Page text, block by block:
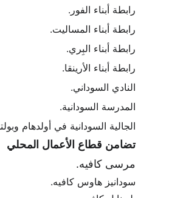
رابطة أبناء الفور.
رابطة أبناء المساليت.
رابطة أبناء البِري.
رابطة أبناء الأرينقا.
النادي السوداني.
المدرسة السودانية.
الجالية السودانية في أولدهام
تضامن قطاع الأعمال المحلي
مرسى كافيه.
سودانيز هاوس كافيه.